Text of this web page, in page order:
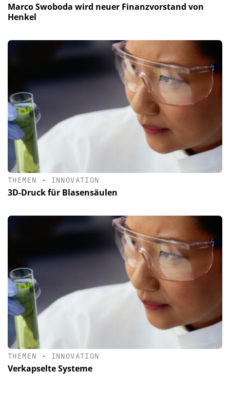
Marco Swoboda wird neuer Finanzvorstand von
Henkel
THEMEN • INNOVATION
3D-Druck für Blasensäulen
THEMEN • INNOVATION
Verkapselte Systeme